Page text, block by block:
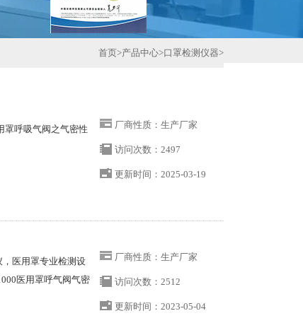
首页>产品中心>口罩检测仪器>
罩呼吸气阀之气密性
厂商性质：生产厂家
访问次数：2497
更新时间：2025-03-19
医用罩专业检测设
医用罩呼气阀气密
厂商性质：生产厂家
访问次数：2512
更新时间：2023-05-04